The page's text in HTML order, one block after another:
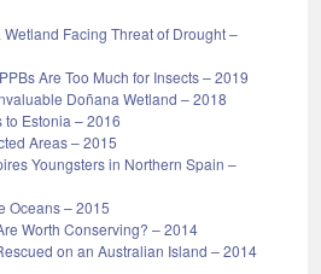
Facing Threat of Drought –
Are Too Much for Insects – 2019
Doñana Wetland – 2018
Estonia – 2016
Areas – 2015
Youngsters in Northern Spain –
Oceans – 2015
Worth Conserving? – 2014
on an Australian Island – 2014